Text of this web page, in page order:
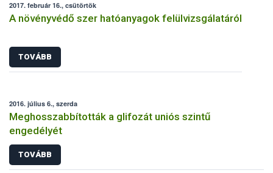
2017. február 16., csütörtök
A növényvédő szer hatóanyagok felülvizsgálatáról
TOVÁBB
2016. július 6., szerda
Meghosszabbították a glifozát uniós szintű
engedélyét
TOVÁBB